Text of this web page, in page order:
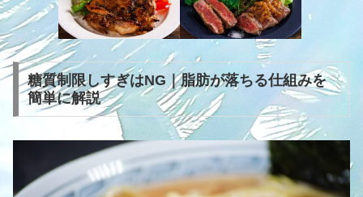
糖質制限しすぎはNG｜脂肪が落ちる仕組みを
簡単に解説